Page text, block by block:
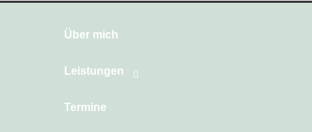
Über mich
Leistungen
Termine